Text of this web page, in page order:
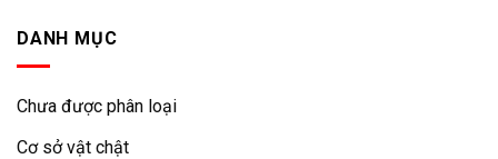
DANH MỤC
Chưa được phân loại
Cơ sở vật chật